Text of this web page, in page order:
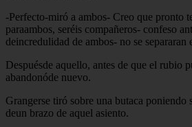
-Perfecto-miró a ambos- Creo que pronto
paraambos, seréis compañeros- confeso
deincredulidad de ambos- no se separaran
Despuésde aquello, antes de que el rubio
abandonóde nuevo.
Grangerse tiró sobre una butaca poniendo
deun brazo de aquel asiento.